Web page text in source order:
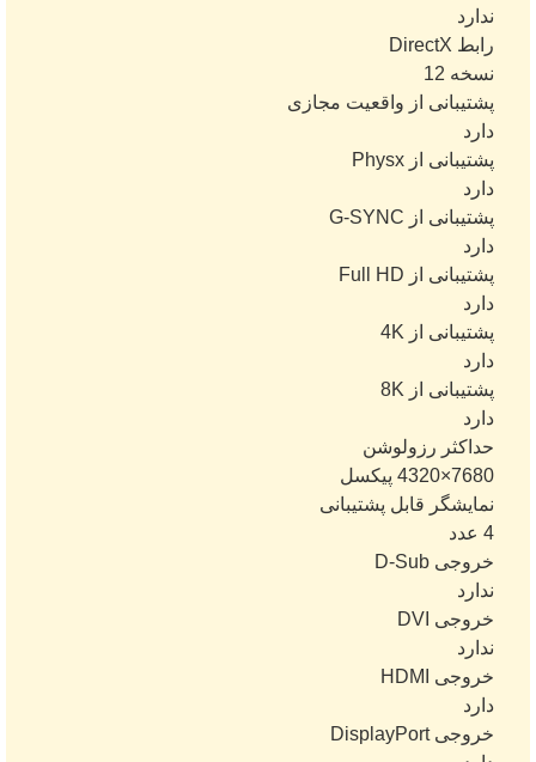
ندارد
رابط DirectX
نسخه 12
پشتیبانی از واقعیت مجازی
دارد
پشتیبانی از Physx
دارد
پشتیبانی از G-SYNC
دارد
پشتیبانی از Full HD
دارد
پشتیبانی از 4K
دارد
پشتیبانی از 8K
دارد
حداکثر رزولوشن
7680×4320 پیکسل
نمایشگر قابل پشتیبانی
4 عدد
خروجی D-Sub
ندارد
خروجی DVI
ندارد
خروجی HDMI
دارد
خروجی DisplayPort